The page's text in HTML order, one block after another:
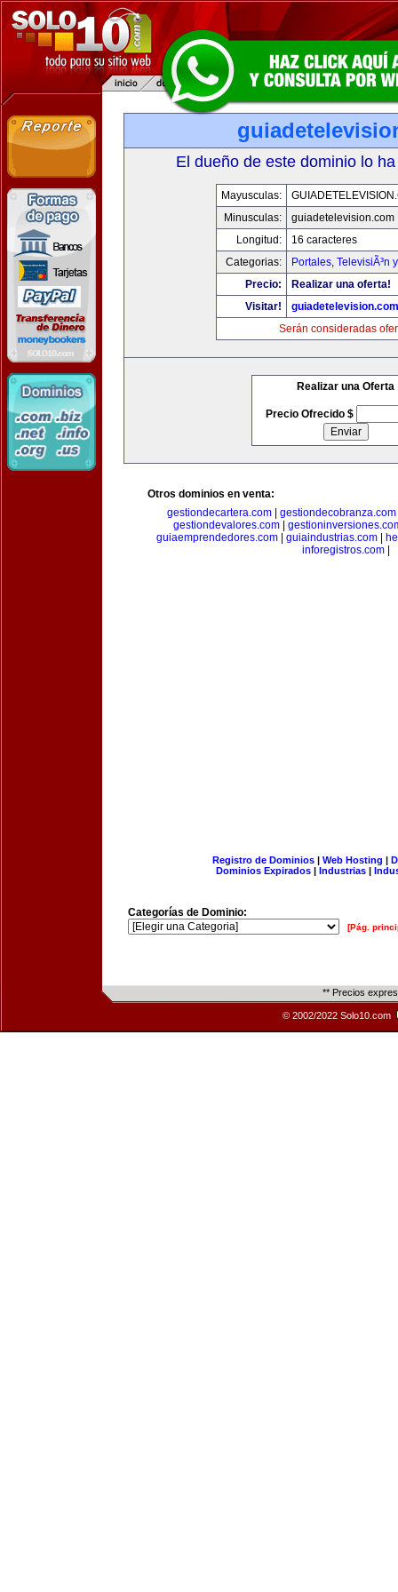
El dueño de este dominio lo
Mayusculas:
Minusculas:
guiadetelevision.com
Longitud:
16 caracteres
Categorias:
Portales, TelevisiÃ³n
Precio:
Realizar una oferta!
Visitar!
guiadetelevision.com
Serán consideradas
Realizar una Oferta
Precio Ofrecido $
Otros dominios en venta:
gestiondecartera.com| gestiondecobranza.com
gestiondevalores.com|
guiaemprendedores.com
guiaindustrias.com
inforegistros.com|
Registro de Dominios| Web Hosting |
Dominios Expirados | Industrias |
Categorías de Dominio:
[Pág.
** Precios
© 2002/2022 Solo10.com